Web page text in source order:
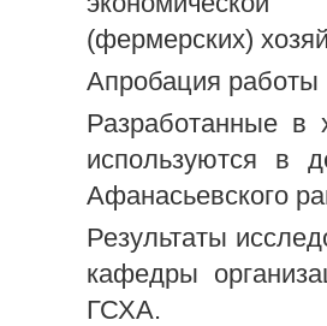
(фермерских)
Апробация работы
Разработанные в
используются в
Афанасьевского
Результаты
кафедры
ГСХА.